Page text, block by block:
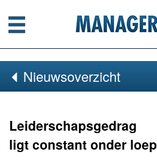
Menu
Nieuwsoverzicht
Leiderschapsgedrag
ligt constant onder loep